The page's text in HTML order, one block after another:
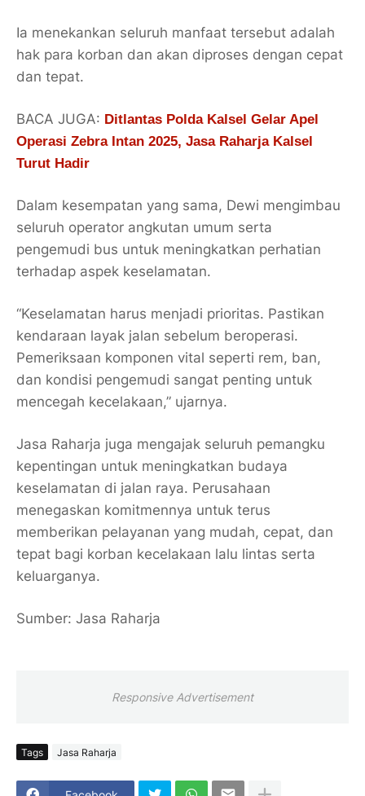
Ia menekankan seluruh manfaat tersebut adalah
hak para korban dan akan diproses dengan cepat
dan tepat.
BACA JUGA: Ditlantas Polda Kalsel Gelar Apel
Operasi Zebra Intan 2025, Jasa Raharja Kalsel
Turut Hadir
Dalam kesempatan yang sama, Dewi mengimbau
seluruh operator angkutan umum serta
pengemudi bus untuk meningkatkan perhatian
terhadap aspek keselamatan.
“Keselamatan harus menjadi prioritas. Pastikan
kendaraan layak jalan sebelum beroperasi.
Pemeriksaan komponen vital seperti rem, ban,
dan kondisi pengemudi sangat penting untuk
mencegah kecelakaan,” ujarnya.
Jasa Raharja juga mengajak seluruh pemangku
kepentingan untuk meningkatkan budaya
keselamatan di jalan raya. Perusahaan
menegaskan komitmennya untuk terus
memberikan pelayanan yang mudah, cepat, dan
tepat bagi korban kecelakaan lalu lintas serta
keluarganya.
Sumber: Jasa Raharja
Responsive Advertisement
Tags Jasa Raharja